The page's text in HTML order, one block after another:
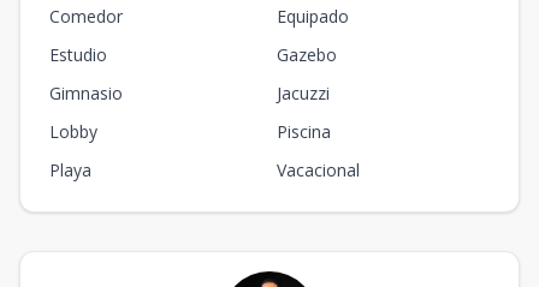
Comedor
Equipado
Estudio
Gazebo
Gimnasio
Jacuzzi
Lobby
Piscina
Playa
Vacacional